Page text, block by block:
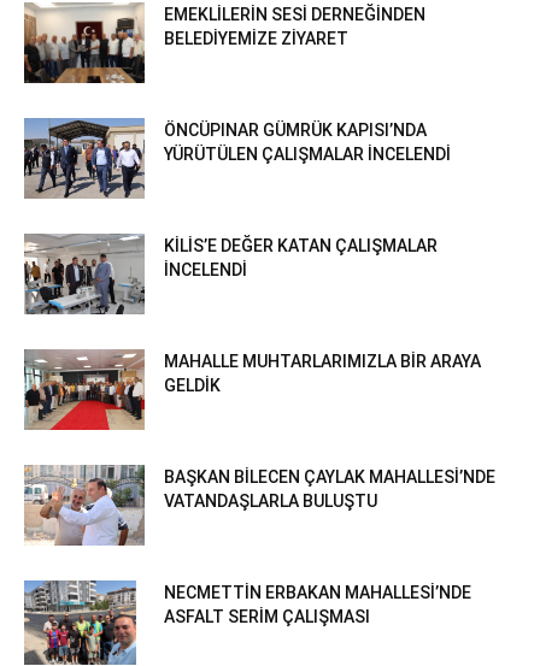
EMEKLİLERİN SESİ DERNEĞİNDEN
BELEDİYEMİZE ZİYARET
ÖNCÜPINAR GÜMRÜK KAPISI’NDA
YÜRÜTÜLEN ÇALIŞMALAR İNCELENDİ
KİLİS’E DEĞER KATAN ÇALIŞMALAR
İNCELENDİ
MAHALLE MUHTARLARIMIZLA BİR ARAYA
GELDİK
BAŞKAN BİLECEN ÇAYLAK MAHALLESİ’NDE
VATANDAŞLARLA BULUŞTU
NECMETTİN ERBAKAN MAHALLESİ’NDE
ASFALT SERİM ÇALIŞMASI